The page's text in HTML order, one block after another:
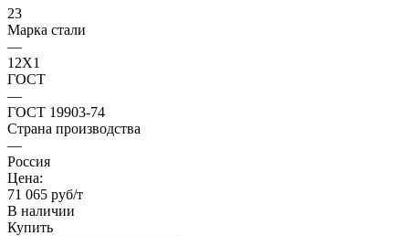
23
Марка стали
—
12Х1
ГОСТ
—
ГОСТ 19903-74
Страна производства
—
Россия
Цена:
71 065 руб/т
В наличии
Купить